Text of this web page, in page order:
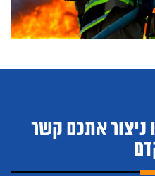
ניצור אתכם קשר